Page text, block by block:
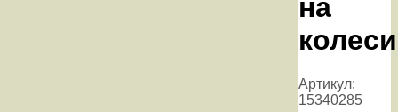
на
Артикул:
15340285